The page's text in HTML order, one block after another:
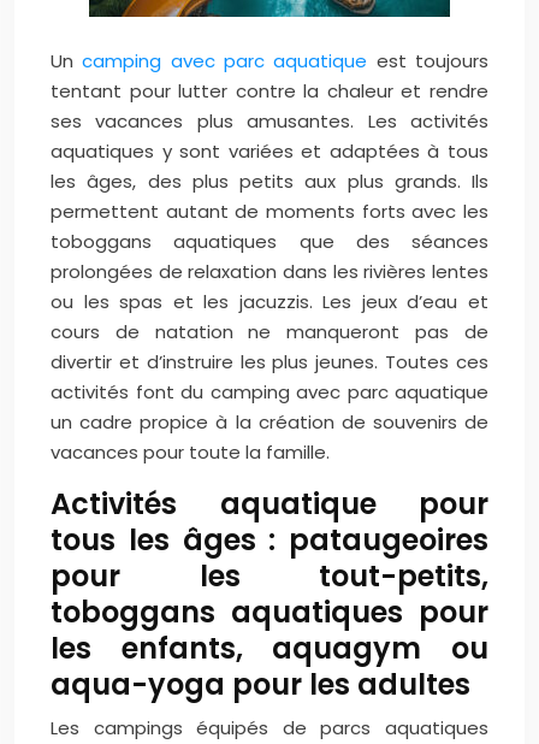
Uncamping avec parc aquatique est toujours
tentant pour lutter contre la chaleur et rendre
ses vacances plus amusantes. Les activités
aquatiques y sont variées et adaptées à tous
les âges, des plus petits aux plus grands. Ils
permettent autant de moments forts avec les
toboggans aquatiques que des séances
prolongées de relaxation dans les rivières lentes
ou les spas et les jacuzzis. Les jeux d’eau et
cours de natation ne manqueront pas de
divertir et d’instruire les plus jeunes. Toutes ces
activités font du camping avec parc aquatique
un cadre propice à la création de souvenirs de
vacances pour toute la famille.
Activités aquatique pour
tous les âges : pataugeoires
pour les tout-petits,
toboggans aquatiques pour
les enfants, aquagym ou
aqua-yoga pour les adultes
Les campings équipés de parcs aquatiques